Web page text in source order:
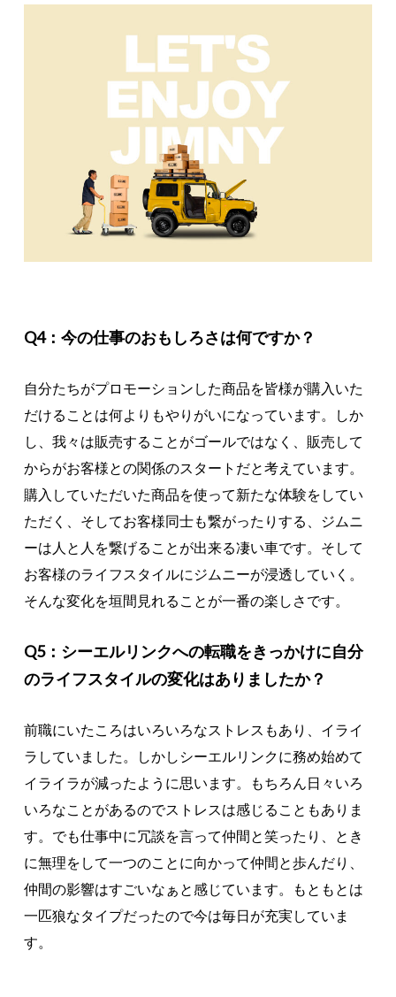
Q4：今の仕事のおもしろさは何ですか？
自分たちがプロモーションした商品を皆様が購入いた
だけることは何よりもやりがいになっています。しか
し、我々は販売することがゴールではなく、販売して
からがお客様との関係のスタートだと考えています。
購入していただいた商品を使って新たな体験をしてい
ただく、そしてお客様同士も繋がったりする、ジムニ
ーは人と人を繋げることが出来る凄い車です。そして
お客様のライフスタイルにジムニーが浸透していく。
そんな変化を垣間見れることが一番の楽しさです。
Q5：シーエルリンクへの転職をきっかけに自分
のライフスタイルの変化はありましたか？
前職にいたころはいろいろなストレスもあり、イライ
ラしていました。しかしシーエルリンクに務め始めて
イライラが減ったように思います。もちろん日々いろ
いろなことがあるのでストレスは感じることもありま
す。でも仕事中に冗談を言って仲間と笑ったり、とき
に無理をして一つのことに向かって仲間と歩んだり、
仲間の影響はすごいなぁと感じています。もともとは
一匹狼なタイプだったので今は毎日が充実していま
す。